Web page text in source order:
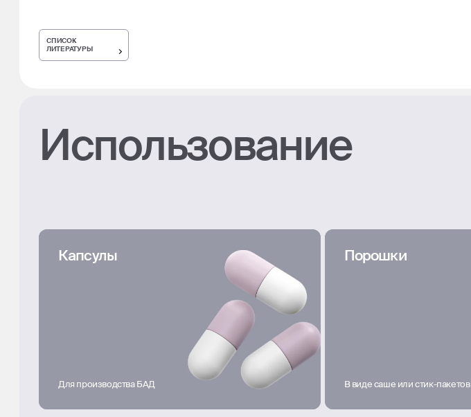
СПИСОК
ЛИТЕРАТУРЫ
Использование
Капсулы
Для производства БАД
Порошки
В виде саше или стик-пакетов